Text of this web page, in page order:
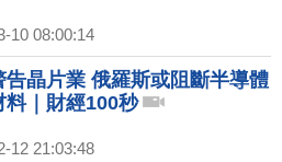
10 08:00:14
告晶片業 俄羅斯或阻斷半導體
料｜財經100秒
12 21:03:48